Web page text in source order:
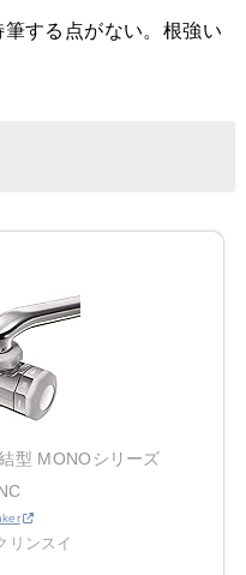
する点がない。根強い
型 MONOシリーズ
リンスイ